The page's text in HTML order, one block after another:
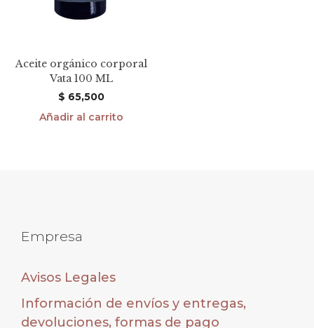
Aceite orgánico corporal
Vata 100 ML
$ 65,500
Añadir al carrito
Empresa
Avisos Legales
Información de envíos y entregas,
devoluciones, formas de pago